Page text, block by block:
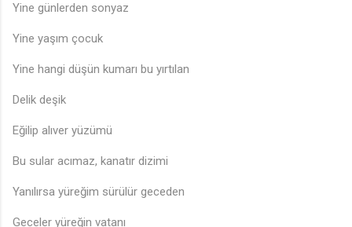
Yine günlerden sonyaz
Yine yaşım çocuk
Yine hangi düşün kumarı bu yırtılan
Delik deşik
Eğilip alıver yüzümü
Bu sular acımaz, kanatır dizimi
Yanılırsa yüreğim sürülür geceden
Geceler yüreğin vatanı